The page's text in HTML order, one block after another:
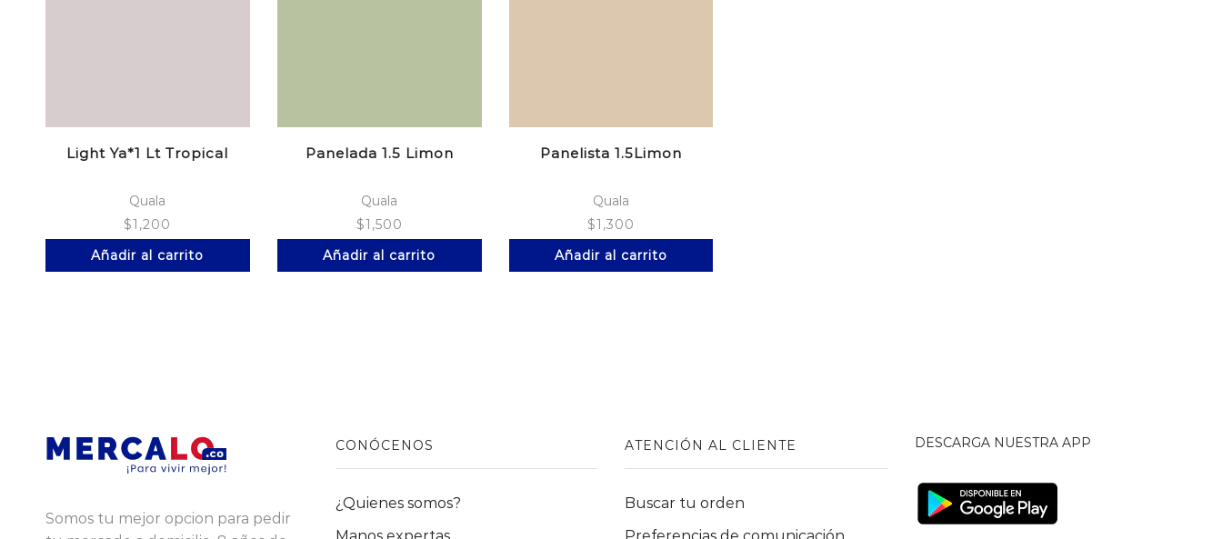
Light Ya*1 Lt Tropical
Quala
$1,200
Añadir al carrito
Panelada 1.5 Limon
Quala
$1,500
Añadir al carrito
Panelista 1.5Limon
Quala
$1,300
Añadir al carrito
Somos tu mejor opcion para pedir
CONÓCENOS
¿Quienes somos?
ATENCIÓN AL CLIENTE
Buscar tu orden
DESCARGA NUESTRA APP